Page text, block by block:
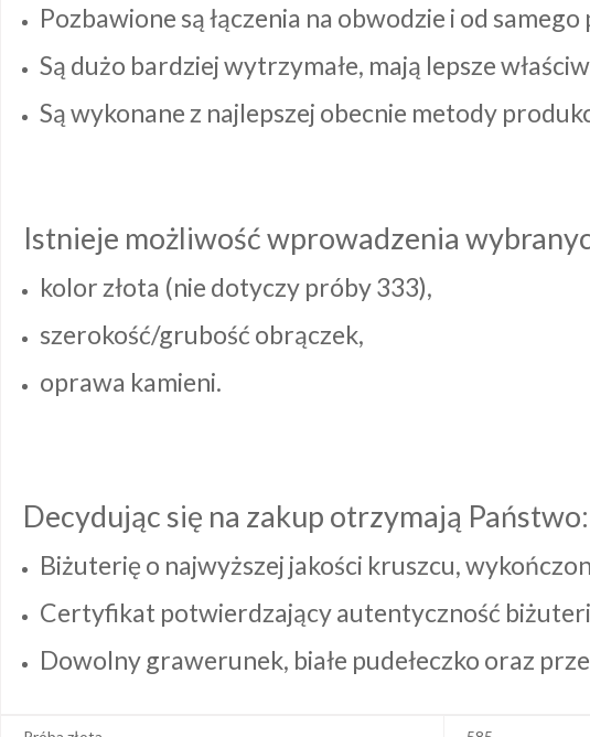
Pozbawione są łączenia na obwodzie i od
Są dużo bardziej wytrzymałe, mają lepsze
Są wykonane z najlepszej obecnie metody
Istnieje możliwość wprowadzenia
kolor złota (nie dotyczy próby 333),
szerokość/grubość obrączek,
oprawa kamieni.
Decydując się na zakup otrzymają Państwo:
Biżuterię o najwyższej jakości kruszcu,
Certyfikat potwierdzający autentyczność
Dowolny grawerunek, białe pudełeczko oraz